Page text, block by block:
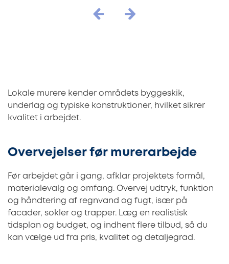
Lokale murere kender områdets byggeskik,
underlag og typiske konstruktioner, hvilket sikrer
kvalitet i arbejdet.
Overvejelser før murerarbejde
Før arbejdet går i gang, afklar projektets formål,
materialevalg og omfang. Overvej udtryk, funktion
og håndtering af regnvand og fugt, især på
facader, sokler og trapper. Læg en realistisk
tidsplan og budget, og indhent flere tilbud, så du
kan vælge ud fra pris, kvalitet og detaljegrad.